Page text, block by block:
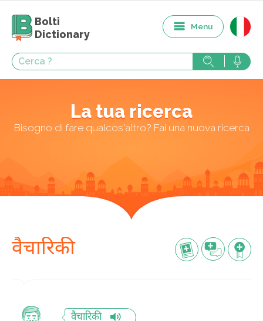
Bolti
Dictionary
Menu
La tua ricerca
Bisogno di fare qualcos'altro? Fai una nuova ricerca
वैचारिकी
वैचारिकी